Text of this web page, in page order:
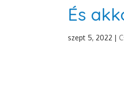
És
szept 5, 2022 |